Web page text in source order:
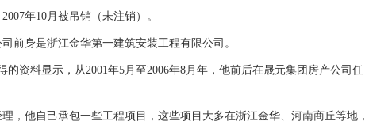
年10月被吊销（未注销）。
前身是浙江金华第一建筑安装工程有限公司。
资料显示，从2001年5月至2006年8月年，他前后在晟元集团房产公司任
，他自己承包一些工程项目，这些项目大多在浙江金华、河南商丘等地，